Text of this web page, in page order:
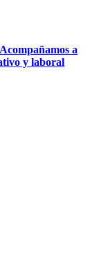
a
y laboral